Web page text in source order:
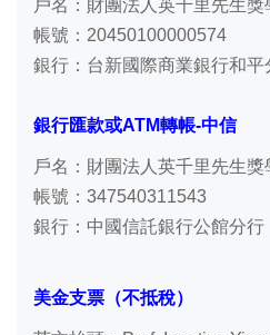
戶名：財團法人英千里先生獎
帳號：20450100000574
銀行：台新國際商業銀行和平
銀行匯款或ATM轉帳-中信
戶名：財團法人英千里先生獎
帳號：347540311543
銀行：中國信託銀行公館分行
美金支票（不抵稅）